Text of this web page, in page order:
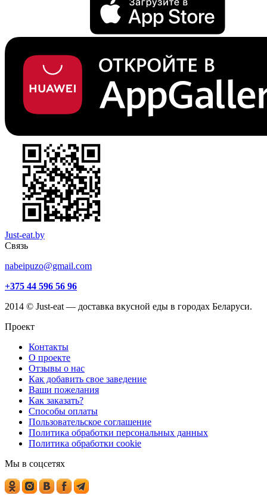
Just-eat.by
Связь
nabeipuzo@gmail.com
+375 44 596 56 96
2014 © Just-eat — доставка вкусной еды в городах Беларуси.
Проект
Контакты
О проекте
Отзывы о нас
Как добавить свое заведение
Ваши пожелания
Как заказать?
Способы оплаты
Пользовательское соглашение
Политика обработки персональных данных
Политика обработки cookie
Мы в соцсетях